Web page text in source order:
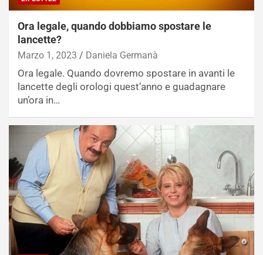
Ora legale, quando dobbiamo spostare le
lancette?
Marzo 1, 2023 Daniela Germanà
Ora legale. Quando dovremo spostare in avanti le
lancette degli orologi quest’anno e guadagnare
un’ora in…